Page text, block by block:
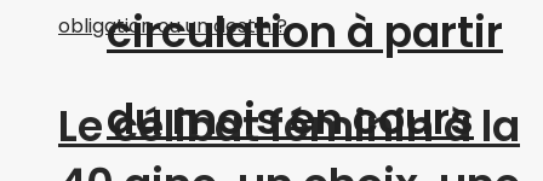
Le célibat féminin à la
circulation à partir
du mois en cours